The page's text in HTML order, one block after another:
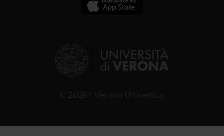
© 2026 | Verona University